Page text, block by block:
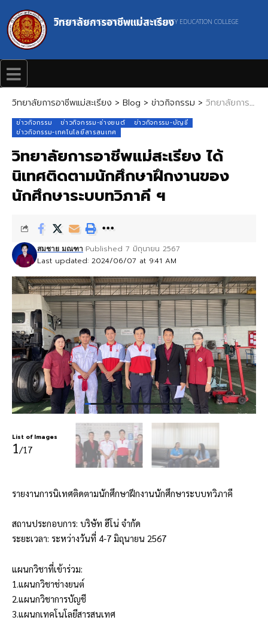
วิทยาลัยการอาชีพแม่สะเรียง
MAESARIANG INDUSTRIAL AND COMMUNITY EDUCATION COLLEGE
วิทยาลัยการอาชีพแม่สะเรียง > Blog > ข่าวกิจกรรม > วิทยาลัยการอาชีพแม่สะเรียง ได้นิเทศติดตามนักศึกษาฝึกงานของนักศึกษาระบบทวิภาคี ฯ
ข่าวกิจกรรม ข่าวกิจกรรม-ช่างยนต์
ข่าวกิจกรรม-บัญชี
ข่าวกิจกรรม-เทคโนโลยีสารสนเทศ
วิทยาลัยการอาชีพแม่สะเรียง ได้
นิเทศติดตามนักศึกษาฝึกงานของ
นักศึกษาระบบทวิภาคี ฯ
Last updated: 2024/06/07 at 9:41 AM
สมชาย มณฑา Published 7 มิถุนายน 2567
List of Images
1/17
รายงานการนิเทศติดตามนักศึกษาฝึกงานนักศึกษาระบบทวิภาคี
สถานประกอบการ: บริษัท ฮีโน่ จำกัด
ระยะเวลา: ระหว่างวันที่ 4-7 มิถุนายน 2567
แผนกวิชาที่เข้าร่วม:
1.แผนกวิชาช่างยนต์
2.แผนกวิชาการบัญชี
3.แผนกเทคโนโลยีสารสนเทศ